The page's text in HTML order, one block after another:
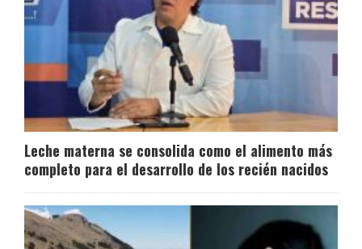
Leche materna se consolida como el alimento más
completo para el desarrollo de los recién nacidos